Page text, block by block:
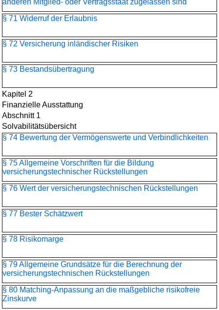
anderen Mitglied- oder Vertragsstaat zugelassen sind
§ 71 Widerruf der Erlaubnis
§ 72 Versicherung inländischer Risiken
§ 73 Bestandsübertragung
Kapitel 2
Finanzielle Ausstattung
Abschnitt 1
Solvabilitätsübersicht
§ 74 Bewertung der Vermögenswerte und Verbindlichkeiten
§ 75 Allgemeine Vorschriften für die Bildung
versicherungstechnischer Rückstellungen
§ 76 Wert der versicherungstechnischen Rückstellungen
§ 77 Bester Schätzwert
§ 78 Risikomarge
§ 79 Allgemeine Grundsätze für die Berechnung der
versicherungstechnischen Rückstellungen
§ 80 Matching-Anpassung an die maßgebliche risikofreie
Zinskurve